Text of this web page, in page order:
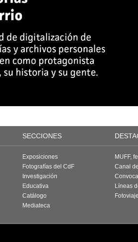
SECCIONES
Exposiciones
Fotografías del CdF
Investigación
Educativa
Catálogo
Mediateca
MUFF,
Canal
Líneas